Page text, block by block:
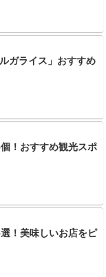
ガライス」おすすめ
！おすすめ観光スポ
！美味しいお店をピ